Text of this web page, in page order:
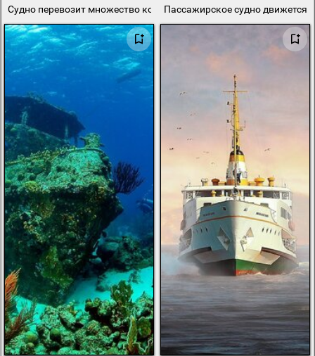
Судно перевозит множество контейнеровПассажирское судно движется